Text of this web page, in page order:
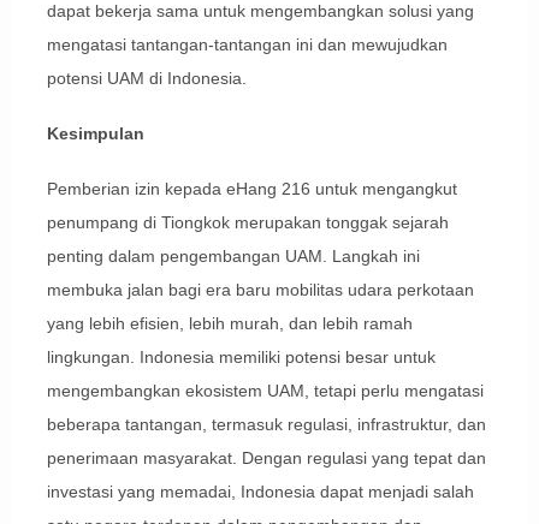
dapat bekerja sama untuk mengembangkan solusi yang
mengatasi tantangan-tantangan ini dan mewujudkan
potensi UAM di Indonesia.
Kesimpulan
Pemberian izin kepada eHang 216 untuk mengangkut
penumpang di Tiongkok merupakan tonggak sejarah
penting dalam pengembangan UAM. Langkah ini
membuka jalan bagi era baru mobilitas udara perkotaan
yang lebih efisien, lebih murah, dan lebih ramah
lingkungan. Indonesia memiliki potensi besar untuk
mengembangkan ekosistem UAM, tetapi perlu mengatasi
beberapa tantangan, termasuk regulasi, infrastruktur, dan
penerimaan masyarakat. Dengan regulasi yang tepat dan
investasi yang memadai, Indonesia dapat menjadi salah